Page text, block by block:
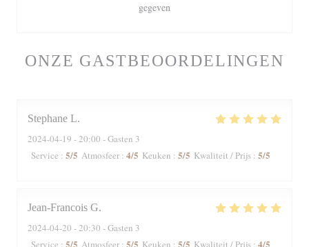
ONZE GASTBEOORDELINGEN
Stephane L
2024-04-19 - 20:00 - Gasten 3
Service : 5/5 Atmosfeer : 4/5 Keuken : 5/5 Kwaliteit / Prijs : 5/5
Jean-Francois G
2024-04-20 - 20:30 - Gasten 3
Service : 5/5 Atmosfeer : 5/5 Keuken : 5/5 Kwaliteit / Prijs : 4/5
gegeven